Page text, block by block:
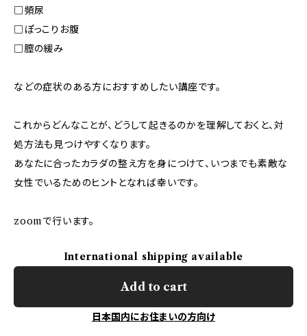
□頻尿
□ぽっこりお腹
□膣の緩み
などの症状のある方におすすめしたい講座です。
これからどんなことが、どうして起きるのかを理解しておくと、対
処方法も見つけやすくなります。
あなたに合ったカラダの整え方を身につけて、いつまでも素敵な
女性でいるためのヒントとなれば幸いです。
zoomで行います。
International shipping available
Add to cart
日本国内にお住まいの方向け